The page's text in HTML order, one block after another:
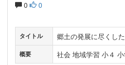
0 0
タイトル 郷土の発展に尽くし
概要 社会 地域学習 小４